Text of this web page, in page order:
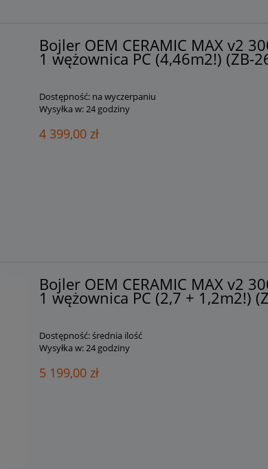
Zbiornik
Bojler OEM CERAMIC MAX v2
1 wężownica PC (4,46m2!) (ZB-
Dostępność: na wyczerpaniu
Wysyłka w: 24 godziny
4 399,00 zł
Bojler OEM CERAMIC MAX v2
1 wężownica PC (2,7 + 1,2m2!)
Dostępność:średnia ilość
Wysyłka w: 24 godziny
5 199,00 zł